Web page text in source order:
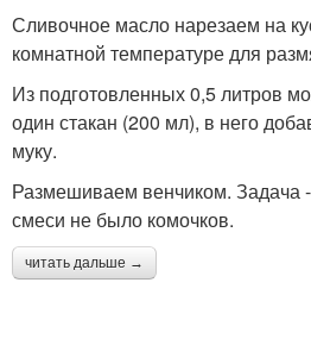
Сливочное масло нарезаем на
комнатной температуре для
Из подготовленных 0,5 литров
один стакан (200 мл), в него
муку.
Размешиваем венчиком. Задача
смеси не было комочков.
читать дальше →